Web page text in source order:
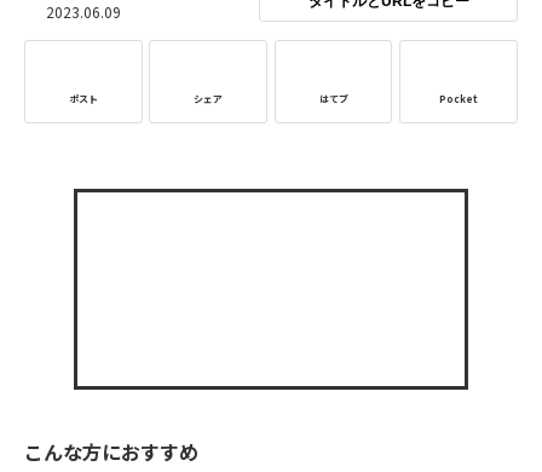
2023.06.09
ポスト シェア はてブ Pocket
こんな方におすすめ